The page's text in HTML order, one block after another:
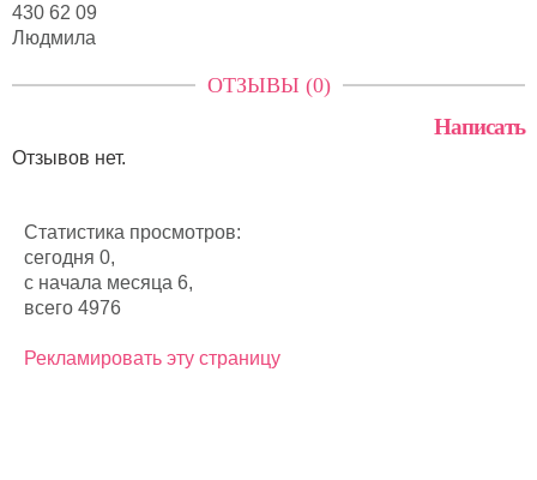
430 62 09
Людмила
ОТЗЫВЫ (0)
Написать
Отзывов нет.
Статистика просмотров:
сегодня 0,
с начала месяца 6,
всего 4976
Рекламировать эту страницу